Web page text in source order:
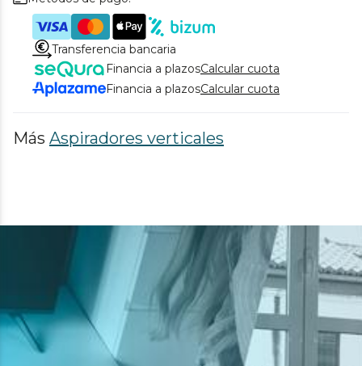
Transferencia bancaria
Financia a plazosCalcular cuota
Financia a plazosCalcular cuota
Más Aspiradores verticales